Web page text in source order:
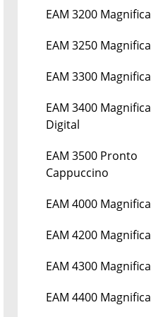
EAM 3200 Magnifica
EAM 3250 Magnifica
EAM 3300 Magnifica
EAM 3400 Magnifica
Digital
EAM 3500 Pronto
Cappuccino
EAM 4000 Magnifica
EAM 4200 Magnifica
EAM 4300 Magnifica
EAM 4400 Magnifica